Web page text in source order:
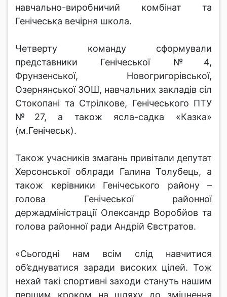
навчально-виробничий комбінат та
Генічеська вечірня школа.
Четверту команду сформували
представники Генічеської №4,
Фрунзенської, Новогригорівської,
Озернянської ЗОШ, навчальних закладів сіл
Стокопані та Стрілкове, Генічеського ПТУ
№27, а також ясла-садка «Казка»
(м.Генічеськ).
Також учасників змагань привітали депутат
Херсонської облради Галина Толубець, а
також керівники Генічеського району –
голова Генічеської районної
держадміністрації Олександр Воробйов та
голова районної ради Андрій Євстратов.
«Сьогодні нам всім слід навчитися
об’єднуватися заради високих цілей. Тож
нехай такі спортивні заходи стануть нашим
першим кроком на шляху до зміцнення